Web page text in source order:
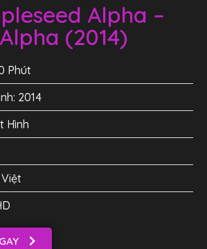
Alpha –
(2014)
Phút
2014
Hình